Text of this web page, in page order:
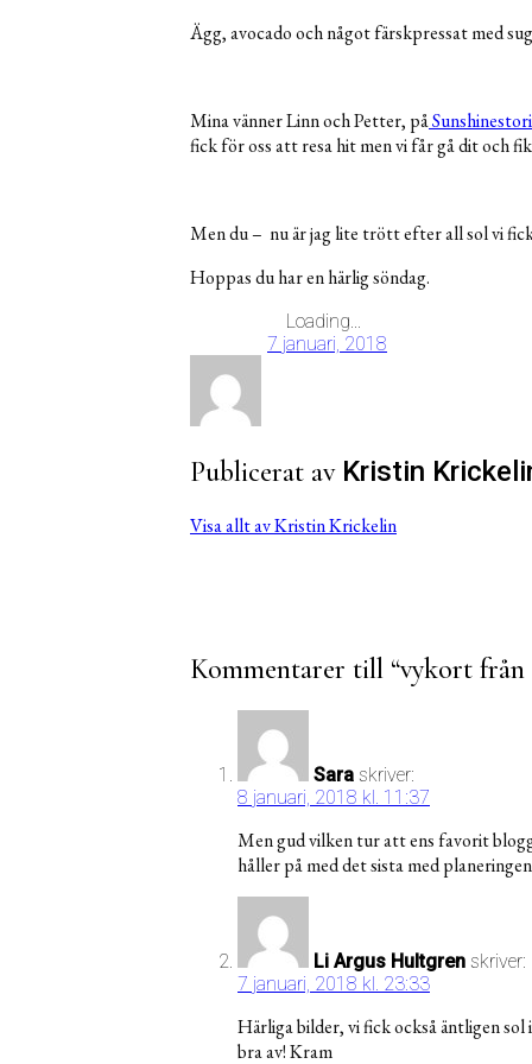
Ägg, avocado och något färskpressat med
Mina vänner Linn och Petter, på
fick för oss att resa hit men vi får gå dit och
Men du – nu är jag lite trött efter all sol vi
Hoppas du har en härlig söndag.
Loading...
7 januari, 2018
Publicerat av Kristin
Visa allt av Kristin Krickelin
Kommentarer till “vykort från
Sara skriver:
8 januari, 2018 kl. 11:37
Men gud vilken tur att ens favorit
håller på med det sista med
Li Argus Hultgren skriver:
7 januari, 2018 kl. 23:33
Härliga bilder, vi fick också äntligen
bra av! Kram